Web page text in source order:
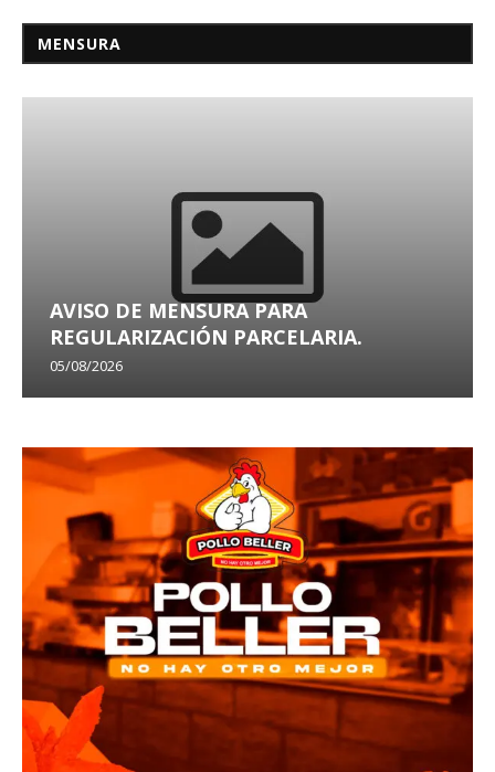
MENSURA
AVISO DE MENSURA PARA
REGULARIZACIÓN PARCELARIA.
05/08/2026